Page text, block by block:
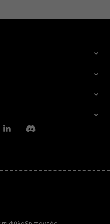
LinkedinDiscord